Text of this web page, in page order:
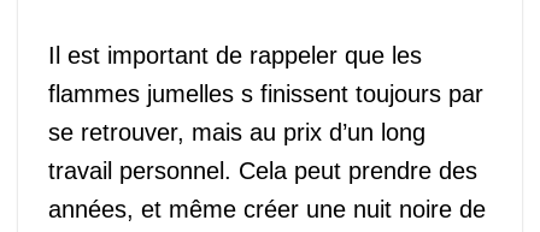
Il est important de rappeler que les
flammes jumelles s finissent toujours par
se retrouver, mais au prix d’un long
travail personnel. Cela peut prendre des
années, et même créer une nuit noire de